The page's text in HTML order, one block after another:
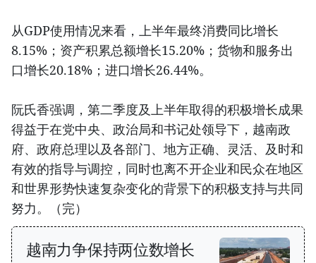
从GDP使用情况来看，上半年最终消费同比增长
8.15%；资产积累总额增长15.20%；货物和服务出
口增长20.18%；进口增长26.44%。
阮氏香强调，第二季度及上半年取得的积极增长成果
得益于在党中央、政治局和书记处领导下，越南政
府、政府总理以及各部门、地方正确、灵活、及时和
有效的指导与调控，同时也离不开企业和民众在地区
和世界形势快速复杂变化的背景下的积极支持与共同
努力。（完）
越南力争保持两位数增长